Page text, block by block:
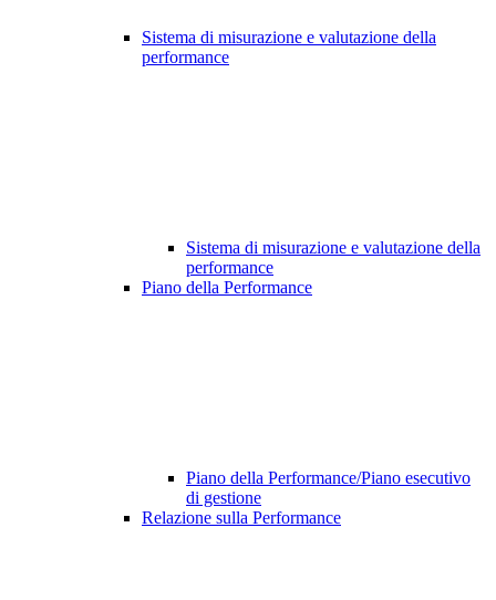
Sistema di misurazione e valutazione della
performance
Sistema di misurazione e valutazione della
performance
Piano della Performance
Piano della Performance/Piano esecutivo
di gestione
Relazione sulla Performance